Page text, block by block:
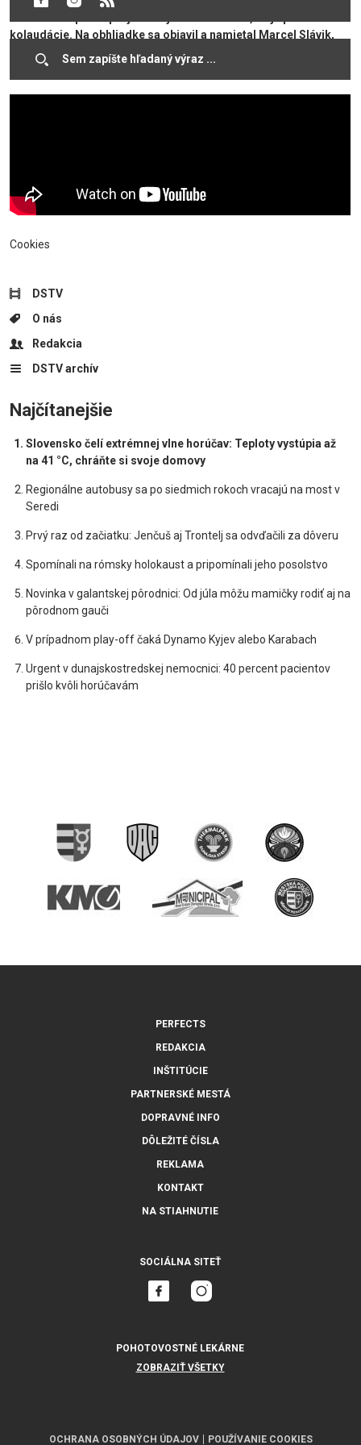
kolaudácie. Na obhliadke sa objavil a namietal Marcel Slávik,
predseda tzv. Združenia domových samospráv, ktorý viackrát
kladie prekážky pred podobné veľké investičné akcie.​
Cookies
DSTV
O nás
Redakcia
DSTV archív
Najčítanejšie
Slovensko čelí extrémnej vlne horúčav: Teploty vystúpia až
na 41 °C, chráňte si svoje domovy
Regionálne autobusy sa po siedmich rokoch vracajú na most v
Seredi
Prvý raz od začiatku: Jenčuš aj Trontelj sa odvďačili za dôveru
Spomínali na rómsky holokaust a pripomínali jeho posolstvo
Novinka v galantskej pôrodnici: Od júla môžu mamičky rodiť aj na
pôrodnom gauči
V prípadnom play-off čaká Dynamo Kyjev alebo Karabach
Urgent v dunajskostredskej nemocnici: 40 percent pacientov
prišlo kvôli horúčavám
PERFECTS
REDAKCIA
INŠTITÚCIE
PARTNERSKÉ MESTÁ
DOPRAVNÉ INFO
DÔLEŽITÉ ČÍSLA
REKLAMA
KONTAKT
NA STIAHNUTIE
SOCIÁLNA SITEŤ
POHOTOVOSTNÉ LEKÁRNE
ZOBRAZIŤ VŠETKY
OCHRANA OSOBNÝCH ÚDAJOV POUŽÍVANIE COOKIES